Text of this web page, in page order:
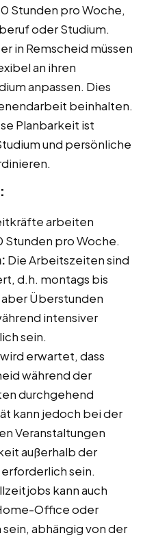
Stunden pro Woche,
oder Studium.
in Remscheid müssen
an ihren
anpassen. Dies
beinhalten.
Planbarkeit ist
und persönliche
arbeiten
Stunden pro Woche.
Die Arbeitszeiten sind
d.h. montags bis
aber Überstunden
intensiver
sein.
wird erwartet, dass
während der
durchgehend
kann jedoch bei der
Veranstaltungen
außerhalb der
sein.
kann auch
Office oder
abhängig von der